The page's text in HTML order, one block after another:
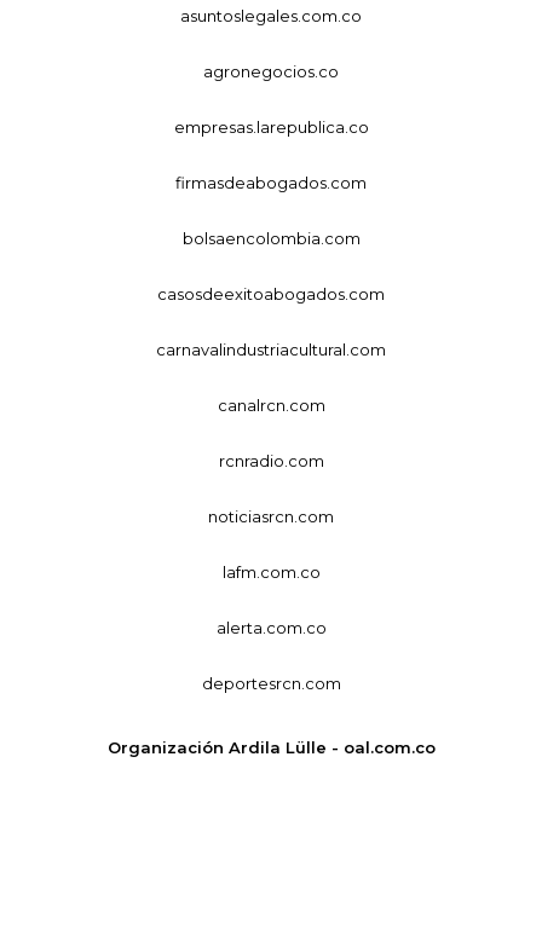
asuntoslegales.com.co
agronegocios.co
empresas.larepublica.co
firmasdeabogados.com
bolsaencolombia.com
casosdeexitoabogados.com
carnavalindustriacultural.com
canalrcn.com
rcnradio.com
noticiasrcn.com
lafm.com.co
alerta.com.co
deportesrcn.com
Organización Ardila Lülle - oal.com.co